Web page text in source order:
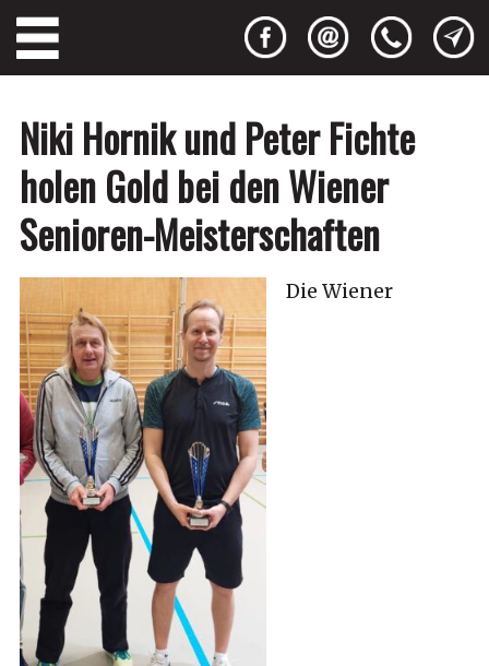
Niki Hornik und Peter Fichte
holen Gold bei den Wiener
Senioren-Meisterschaften
Die Wiener